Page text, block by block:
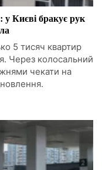
у Києві бракує рук
5 тисяч квартир
Через колосальний
чекати на